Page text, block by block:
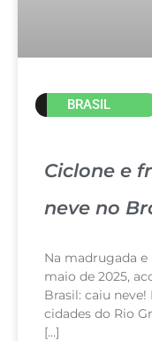
BRASIL
Ciclone e
neve no
Na madrugada
maio de 2025,
Brasil: caiu
cidades do Rio
[…]